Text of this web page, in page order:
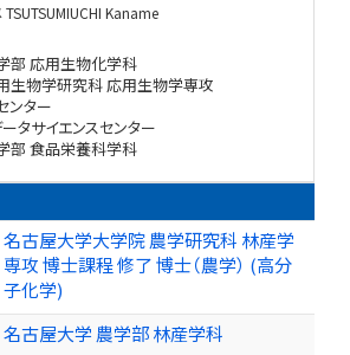
TSUTSUMIUCHI Kaname
部 応用生物化学科
生物学研究科 応用生物学専攻
ンター
タサイエンスセンター
部 食品栄養科学科
名古屋大学大学院 農学研究科 林産学
専攻 博士課程 修了 博士（農学） (高分
子化学)
名古屋大学 農学部 林産学科